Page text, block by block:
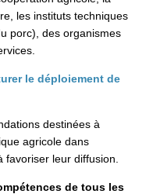
les instituts techniques
porc), des organismes
le déploiement de
destinées à
agricole dans
favoriser leur diffusion.
de tous les